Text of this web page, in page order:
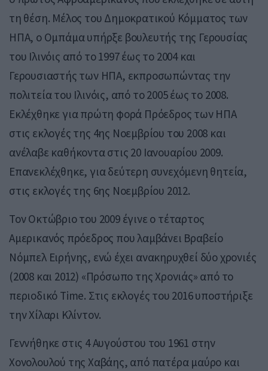
τη θέση. Μέλος του Δημοκρατικού Κόμματος των
ΗΠΑ, ο Ομπάμα υπήρξε βουλευτής της Γερουσίας
του Ιλινόις από το 1997 έως το 2004 και
Γερουσιαστής των ΗΠΑ, εκπροσωπώντας την
πολιτεία του Ιλινόις, από το 2005 έως το 2008.
Εκλέχθηκε για πρώτη φορά Πρόεδρος των ΗΠΑ
στις εκλογές της 4ης Νοεμβρίου του 2008 και
ανέλαβε καθήκοντα στις 20 Ιανουαρίου 2009.
Επανεκλέχθηκε, για δεύτερη συνεχόμενη θητεία,
στις εκλογές της 6ης Νοεμβρίου 2012.
Τον Οκτώβριο του 2009 έγινε ο τέταρτος
Αμερικανός πρόεδρος που λαμβάνει Βραβείο
Νόμπελ Ειρήνης, ενώ έχει ανακηρυχθεί δύο χρονιές
(2008 και 2012) «Πρόσωπο της Χρονιάς» από το
περιοδικό Time. Στις εκλογές του 2016 υποστήριξε
την Χίλαρι Κλίντον.
Γεννήθηκε στις 4 Αυγούστου του 1961 στην
Χονολουλού της Χαβάης, από πατέρα μαύρο και